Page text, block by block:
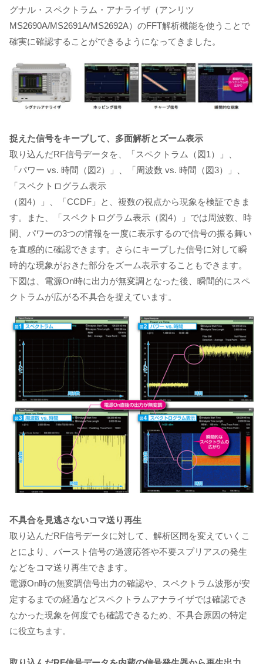
グナル・スペクトラム・アナライザ（アンリツ
MS2690A/MS2691A/MS2692A）のFFT解析機能を使うことで
確実に確認することができるようになってきました。
捉えた信号をキープして、多面解析とズーム表示
取り込んだRF信号データを、「スペクトラム（図1）」、
「パワー vs. 時間（図2）」、「周波数 vs. 時間（図3）」、
「スペクトログラム表示
（図4）」、「CCDF」と、複数の視点から現象を検証できま
す。また、「スペクトログラム表示（図4）」では周波数、時
間、パワーの3つの情報を一度に表示するので信号の振る舞い
を直感的に確認できます。さらにキープした信号に対して瞬
時的な現象がおきた部分をズーム表示することもできます。
下図は、電源On時に出力が無変調となった後、瞬間的にスペ
クトラムが広がる不具合を捉えています。
不具合を見逃さないコマ送り再生
取り込んだRF信号データに対して、解析区間を変えていくこ
とにより、バースト信号の過渡応答や不要スプリアスの発生
などをコマ送り再生できます。
電源On時の無変調信号出力の確認や、スペクトラム波形が安
定するまでの経過などスペクトラムアナライザでは確認でき
なかった現象を何度でも確認できるため、不具合原因の特定
に役立ちます。